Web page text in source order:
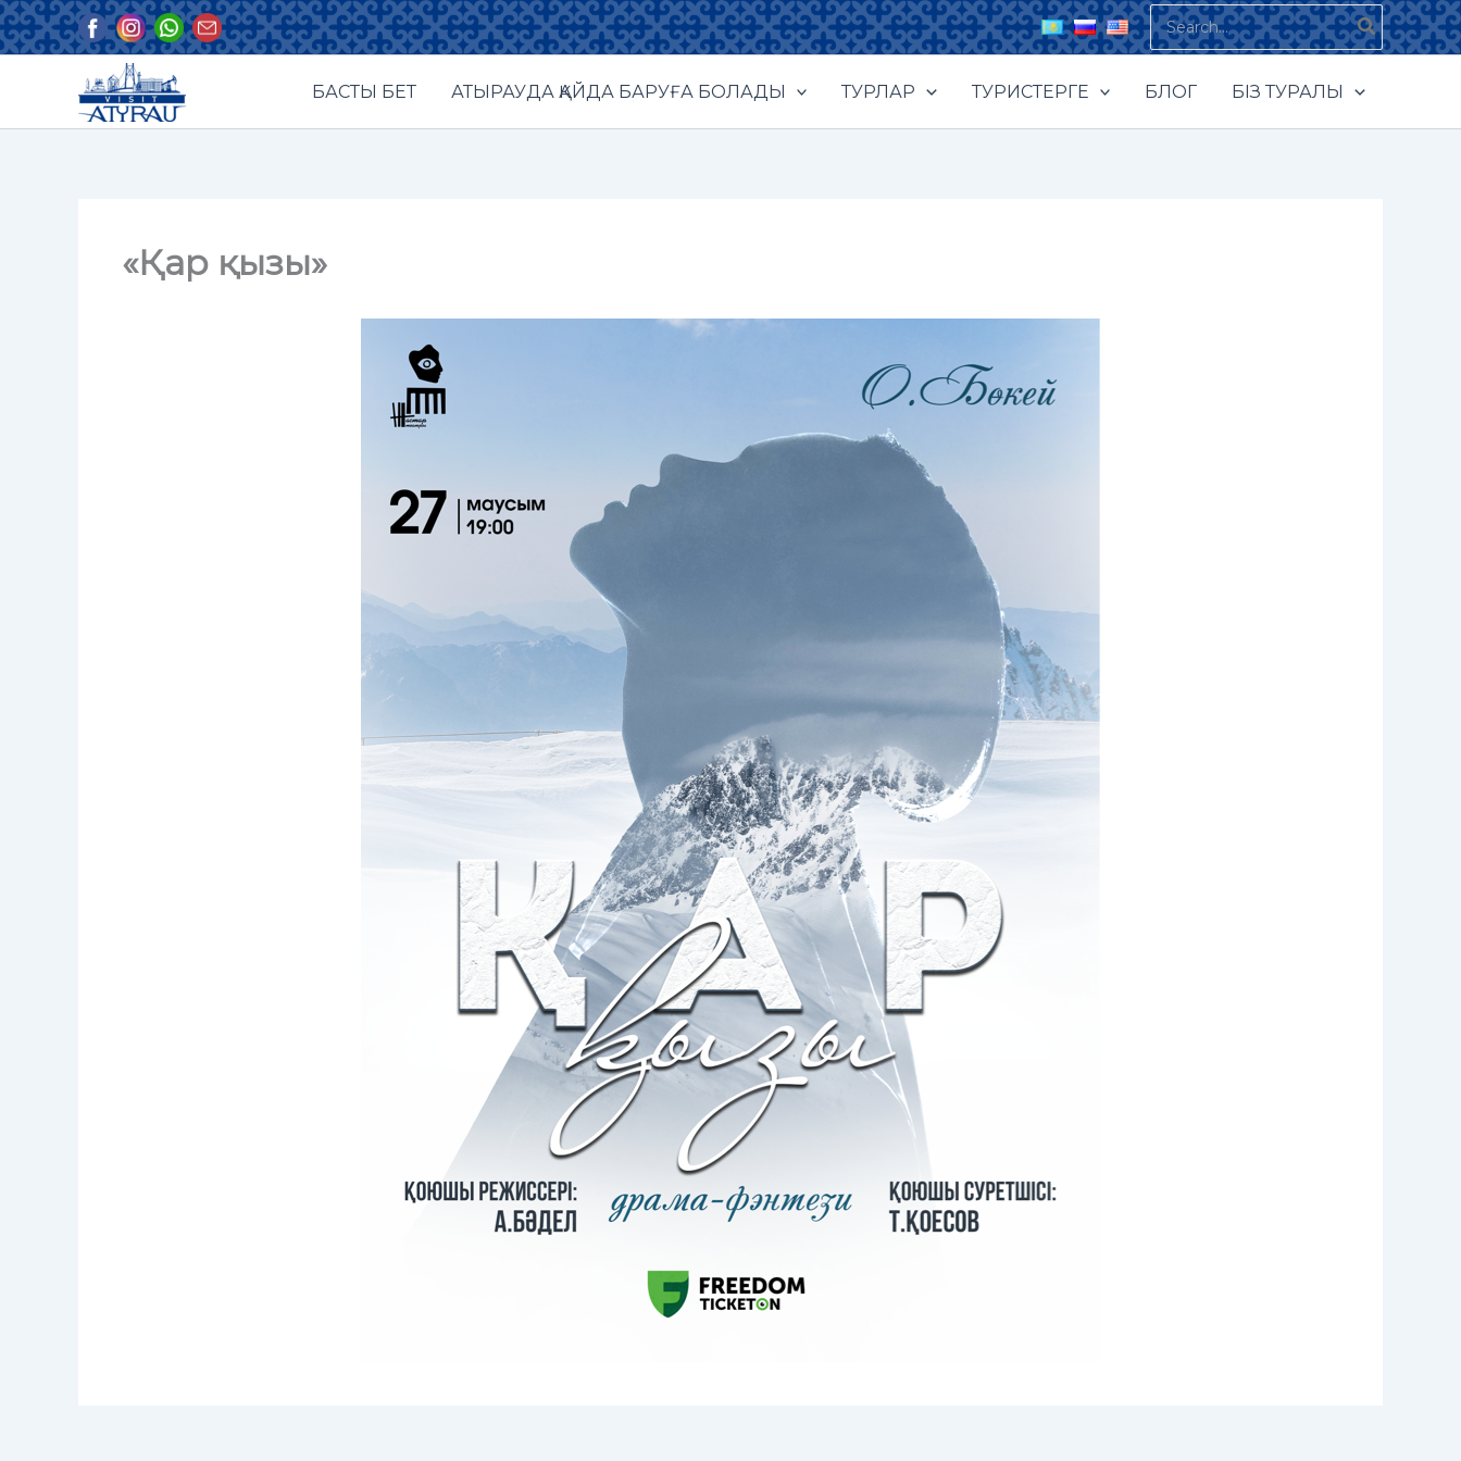
Skip
to
Search
for:
БАСТЫ БЕТ АТЫРАУДА ҚАЙДА БАРУҒА БОЛАДЫ ТУРЛАР ТУРИСТЕРГЕ БЛОГ БІЗ ТУРАЛЫ
«Қар қызы»